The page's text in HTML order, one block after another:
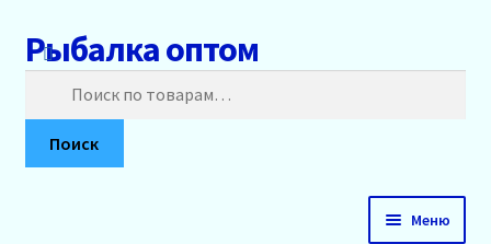
Перейти
к
навигации
Перейти
к
содержимому
Рыбалка оптом
Поиск
Меню